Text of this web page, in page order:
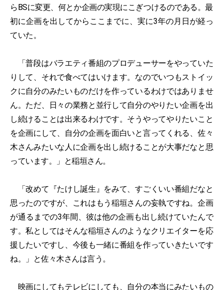
らBSに変更、何とか企画の実現にこぎつけるのである。最
初に企画を出してからここまでに、実に3年の月日が経っ
ていた。
「普段はバラエティ番組のプロデューサーをやっていた
りして、それで食べてはいけます。なのでいつもストイッ
クに自分のみたいものだけを作っているわけではありませ
ん。ただ、日々の業務と並行して自分のやりたい企画を出
し続けることは出来るわけです。そうやってやりたいこと
を企画にして、自分の企画を面白いと言ってくれる、佐々
木さんみたいな人に企画を出し続けることが大事だなと思
っています。」と稲垣さん。
「改めて『たけし誕生』をみて、すごくいい番組だなと
思ったのですが、これはもう稲垣さんの妄執ですね。企画
が通るまでの3年間、彼は他の企画も出し続けていたんで
す。私としてはそんな稲垣さんのようなクリエイターを応
援したいですし、今後も一緒に番組を作っていきたいです
ね。」と佐々木さんは言う。
映画にしてもテレビにしても、自分の本当にみたいもの